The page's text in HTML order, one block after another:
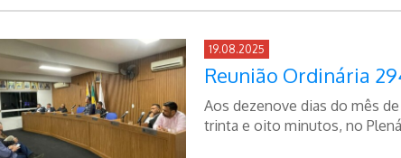
19.08.2025
Reunião Ordinária
Aos dezenove dias do mês
trinta e oito minutos, no